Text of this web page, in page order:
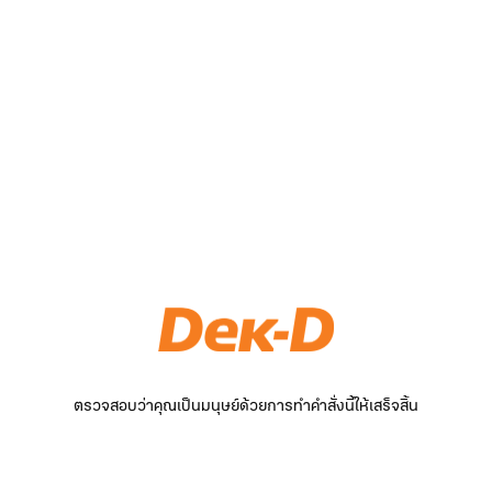
ตรวจสอบว่าคุณเป็นมนุษย์ด้วยการทำคำสั่งนี้ให้เสร็จสิ้น